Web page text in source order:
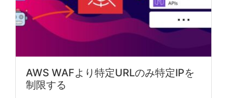
AWS WAFより特定URLのみ特定IPを
制限する